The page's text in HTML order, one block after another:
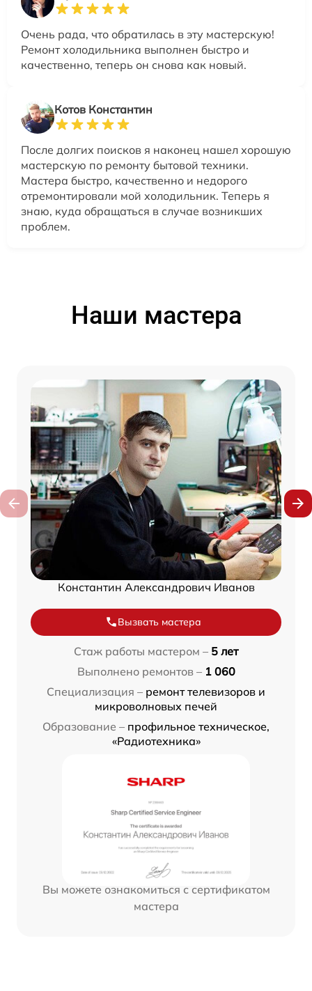
Очень рада, что обратилась в эту мастерскую!
Ремонт холодильника выполнен быстро и
качественно, теперь он снова как новый.
Котов Константин
После долгих поисков я наконец нашел хорошую
мастерскую по ремонту бытовой техники.
Мастера быстро, качественно и недорого
отремонтировали мой холодильник. Теперь я
знаю, куда обращаться в случае возникших
проблем.
Наши мастера
Константин Александрович Иванов
Вызвать мастера
Стаж работы мастером – 5 лет
Выполнено ремонтов – 1 060
Специализация – ремонт телевизоров и
микроволновых печей
Образование – профильное техническое,
«Радиотехника»
Вы можете ознакомиться с сертификатом
мастера